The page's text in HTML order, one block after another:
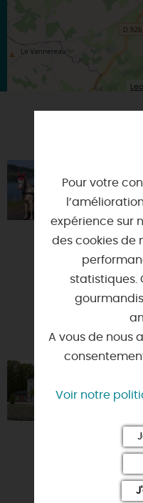
VOUS
SUR-
De
vous
calèche
Dans
en
latéral
met à
Pour votre
expérience sur
des cookies de
statistiques.
A vous de nous
Voir notre